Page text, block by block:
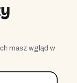
masz wgląd w